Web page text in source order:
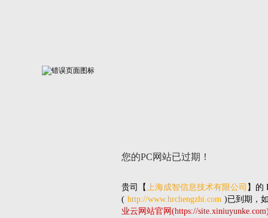
您的PC网站已过期！
贵司 【上海成智信息技术有限公司 】的
( http://www.hrchengzhi.com )已到期，
业云网站官网(https://